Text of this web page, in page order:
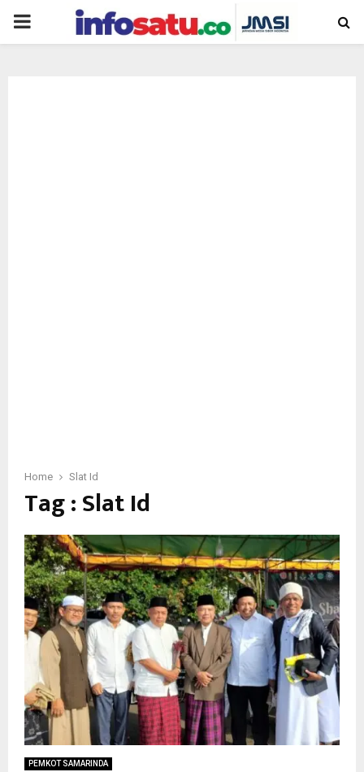
PRIMARY
Home Slat Id
Tag : Slat Id
PEMKOT SAMARINDA